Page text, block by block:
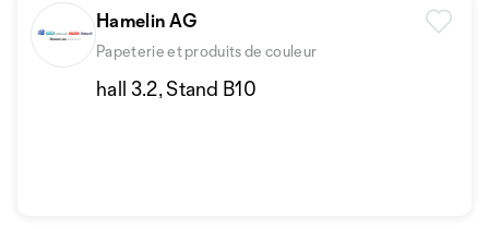
Hamelin AG
Papeterie et produits de couleur
hall 3.2, Stand B10